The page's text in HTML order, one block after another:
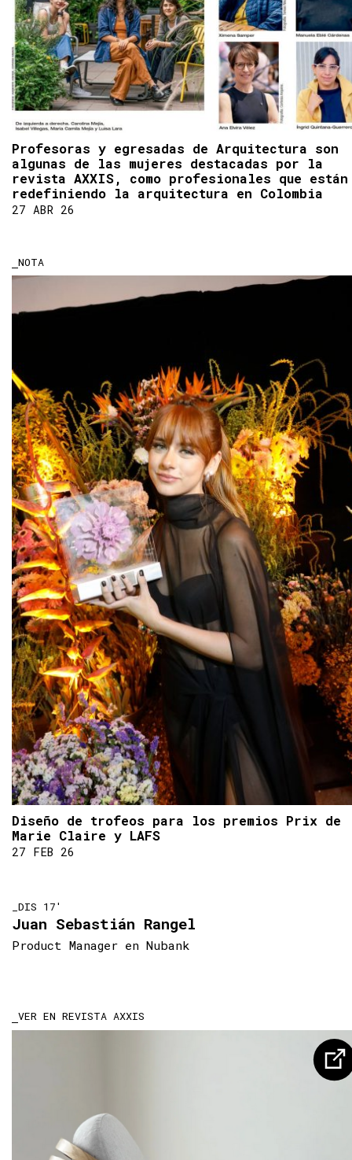
Profesoras y egresadas de Arquitectura son
algunas de las mujeres destacadas por la
revista AXXIS, como profesionales que están
redefiniendo la arquitectura en Colombia
27 ABR 26
NOTA
Diseño de trofeos para los premios Prix de
Marie Claire y LAFS
27 FEB 26
_DIS 17'
Juan Sebastián Rangel
Product Manager en Nubank
VER EN REVISTA AXXIS